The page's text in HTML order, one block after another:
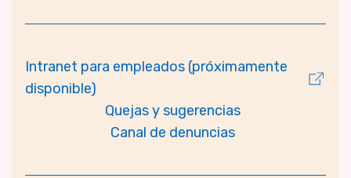
Intranet para empleados (próximamente
disponible)
Quejas y sugerencias
Canal de denuncias